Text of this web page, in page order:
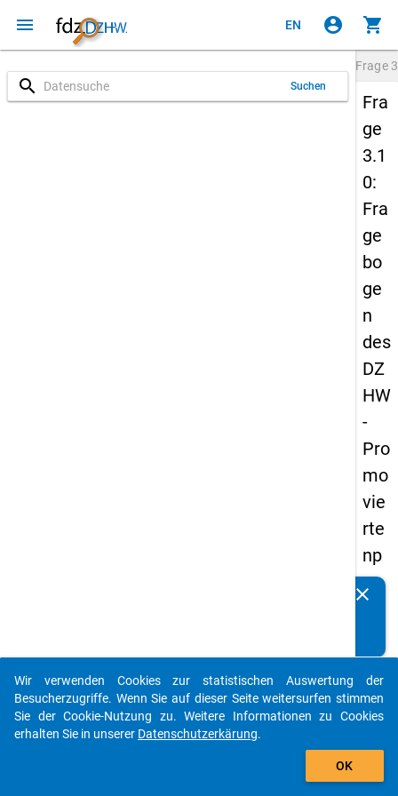
menu EN account_circle shopping_cart
search Suchen
Frage
Fra
ge
3.1
0:
Fra
ge
bo
ge
n
des
DZ
HW
-
Pro
mo
vie
rte
np
an
14
-
ers
clear
auto_stories
add_shopping_cart
Wir verwenden Cookies zur statistischen Auswertung der
Besucherzugriffe. Wenn Sie auf dieser Seite weitersurfen stimmen
Sie der Cookie-Nutzung zu. Weitere Informationen zu Cookies
erhalten Sie in unserer Datenschutzerkärung.
OK